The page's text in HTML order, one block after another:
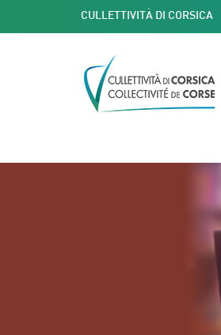
CULLETTIVITÀ DI CORSICA